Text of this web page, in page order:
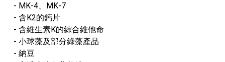
- MK-4、MK-7
- 含K2的鈣片
- 含維生素K的綜合維他命
- 小球藻及部分綠藻產品
- 納豆